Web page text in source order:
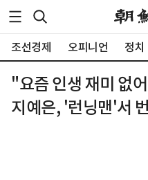
조선경제 오피니언 정치
"요즘 인생 재미 없
지예은, '런닝맨'서